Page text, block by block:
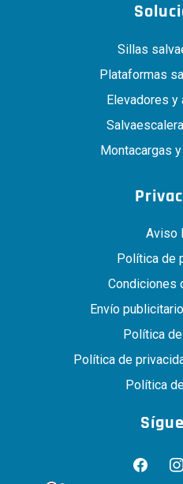
Sillas
Plataformas
Elevadores y
Montacargas
Aviso
Política de
Condiciones
Envío
Política
Política de
Política
facebook